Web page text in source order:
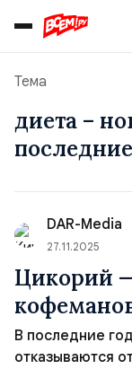
Тема
диета –
DAR-Media
27.11.2025
Цикорий
В последние
отказываются